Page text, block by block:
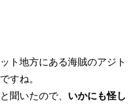
ト地方にある海賊のアジト
すね。
聞いたので、 いかにも怪し